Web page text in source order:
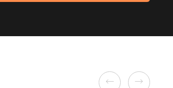
Previous Next